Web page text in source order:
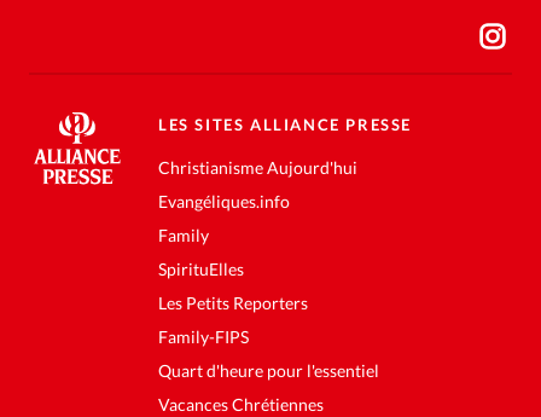
LES SITES ALLIANCE PRESSE
Christianisme Aujourd'hui
Evangéliques.info
Family
SpirituElles
Les Petits Reporters
Family-FIPS
Quart d'heure pour l'essentiel
Vacances Chrétiennes